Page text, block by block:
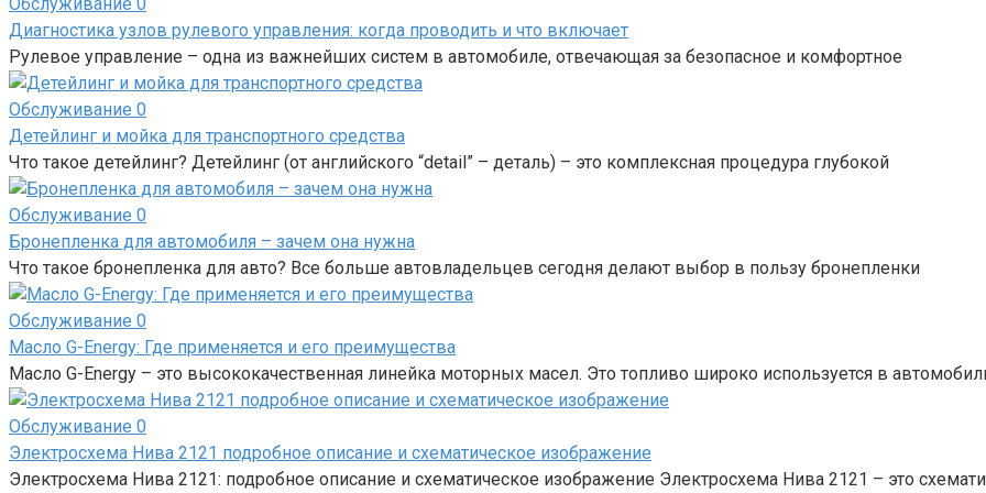
Диагностика узлов рулевого управления: когда проводить и что включает
Рулевое управление – одна из важнейших систем в автомобиле, отвечающая за безопасное и комфортное
Обслуживание 0
Детейлинг и мойка для транспортного средства
Что такое детейлинг? Детейлинг (от английского “detail” – деталь) – это комплексная процедура глубокой
Обслуживание 0
Бронепленка для автомобиля – зачем она нужна
Что такое бронепленка для авто? Все больше автовладельцев сегодня делают выбор в пользу бронепленки
Обслуживание 0
Масло G-Energy: Где применяется и его преимущества
Масло G-Energy – это высококачественная линейка моторных масел. Это топливо широко используется в
Обслуживание 0
Электросхема Нива 2121 подробное описание и схематическое изображение
Электросхема Нива 2121: подробное описание и схематическое изображение Электросхема Нива 2121 – это